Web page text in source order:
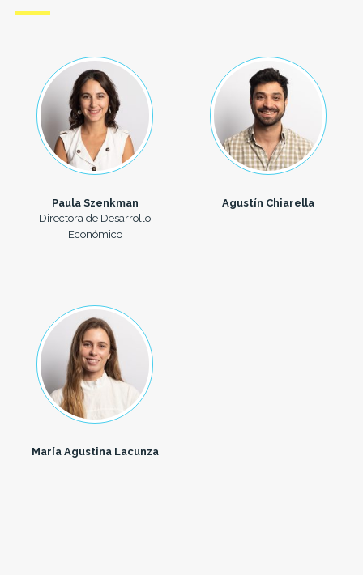
Paula Szenkman
Directora de Desarrollo
Económico
Agustín Chiarella
María Agustina Lacunza